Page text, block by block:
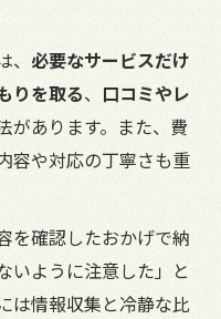
必要なサービスだけ
りを取る、 口コミやレ
があります。また、費
容や対応の丁寧さも重
を確認したおかげで納
いように注意した」と
は情報収集と冷静な比